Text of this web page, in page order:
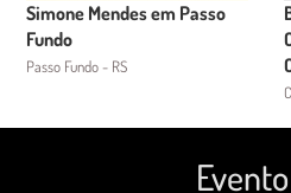
Simone Mendes em Passo
Fundo
Passo Fundo - RS